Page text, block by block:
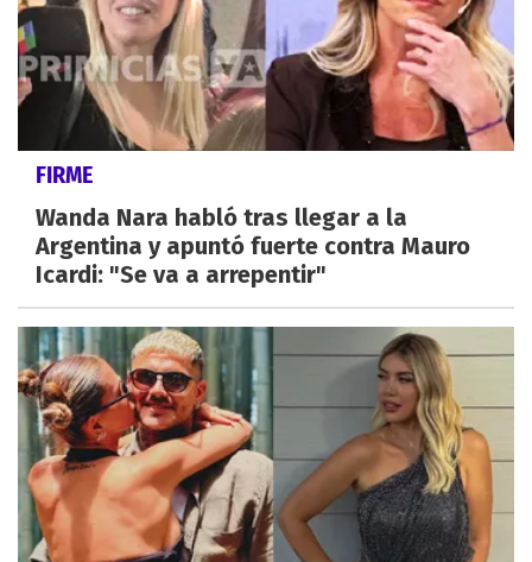
FIRME
Wanda Nara habló tras llegar a la
Argentina y apuntó fuerte contra Mauro
Icardi: "Se va a arrepentir"